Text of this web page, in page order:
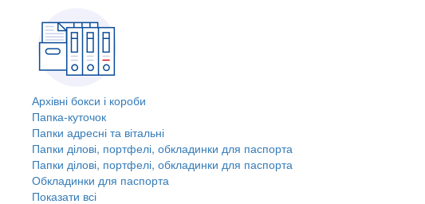
Архівні бокси і короби
Папка-куточок
Папки адресні та вітальні
Папки ділові, портфелі, обкладинки для паспорта
Папки ділові, портфелі, обкладинки для паспорта
Обкладинки для паспорта
Показати всі